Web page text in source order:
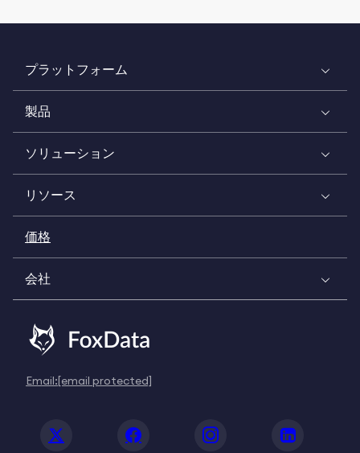
プラットフォーム
製品
ソリューション
リソース
価格
会社
Email:[email protected]